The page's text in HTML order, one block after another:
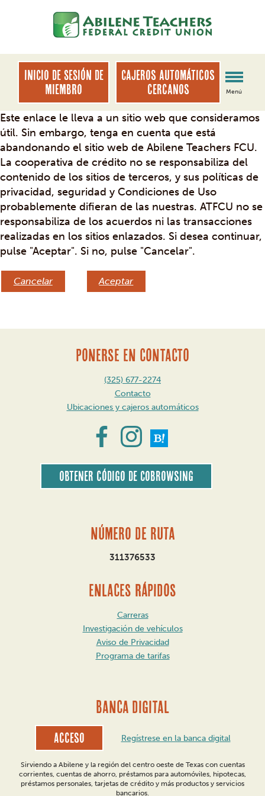
de
sesión
web
INICIO DE SESIÓN DE
MIEMBRO
Cajeros automáticos
cercanos
Menú
Este enlace le lleva a un sitio web que consideramos
útil. Sin embargo, tenga en cuenta que está
abandonando el sitio web de Abilene Teachers FCU.
La cooperativa de crédito no se responsabiliza del
contenido de los sitios de terceros, y sus políticas de
privacidad, seguridad y Condiciones de Uso
probablemente difieran de las nuestras. ATFCU no se
responsabiliza de los acuerdos ni las transacciones
realizadas en los sitios enlazados. Si desea continuar,
pulse "Aceptar". Si no, pulse "Cancelar".
Cancelar Aceptar
PONERSE EN CONTACTO
(325) 677-2274
Contacto
Ubicaciones y cajeros automáticos
Obtener código de CoBrowsing
Número de ruta
311376533
ENLACES RÁPIDOS
Carreras
Investigación de vehículos
Aviso de Privacidad
Programa de tarifas
BANCA DIGITAL
Acceso Regístrese en la banca digital
Sirviendo a Abilene y la región del centro oeste de Texas con cuentas
corrientes, cuentas de ahorro, préstamos para automóviles, hipotecas,
préstamos personales, tarjetas de crédito y más productos y servicios
bancarios.